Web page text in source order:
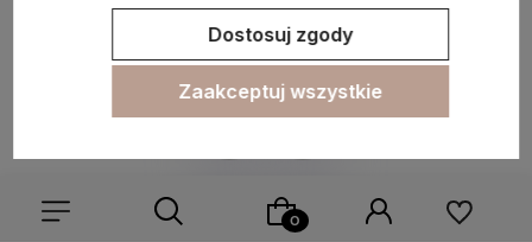
Sklep internetowy Shoper.pl Szablon Shoper Modern 3.0™
GrowCommerce
Dostosuj zgody
Zaakceptuj wszystkie